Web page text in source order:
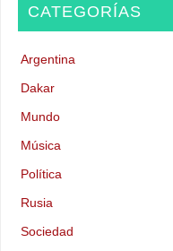
CATEGORÍAS
Argentina
Dakar
Mundo
Música
Política
Rusia
Sociedad